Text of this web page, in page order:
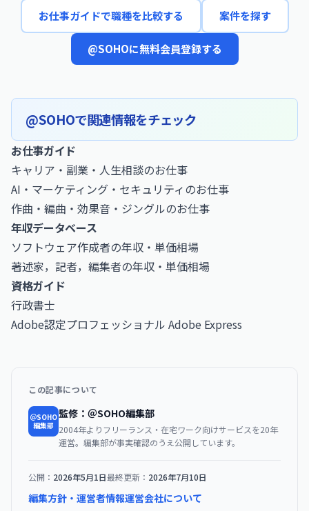
お仕事ガイドで職種を比較する 案件を探す
@SOHOに無料会員登録する
@SOHOで関連情報をチェック
お仕事ガイド
キャリア・副業・人生相談のお仕事
AI・マーケティング・セキュリティのお仕事
作曲・編曲・効果音・ジングルのお仕事
年収データベース
ソフトウェア作成者の年収・単価相場
著述家，記者，編集者の年収・単価相場
資格ガイド
行政書士
Adobe認定プロフェッショナル Adobe Express
この記事について
＠SOHO
編集部
監修：＠SOHO編集部
2004年よりフリーランス・在宅ワーク向けサービスを20年
運営。編集部が事実確認のうえ公開しています。
公開： 2026年5月1日最終更新： 2026年7月10日
編集方針・運営者情報運営会社について